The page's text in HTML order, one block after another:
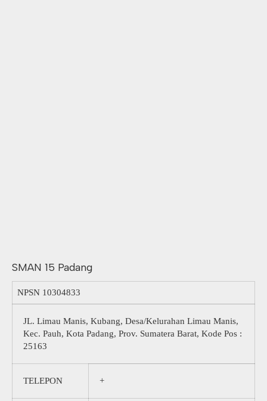
SMAN 15 Padang
NPSN 10304833
JL. Limau Manis, Kubang, Desa/Kelurahan Limau Manis,
Kec. Pauh, Kota Padang, Prov. Sumatera Barat, Kode Pos :
25163
TELEPON +